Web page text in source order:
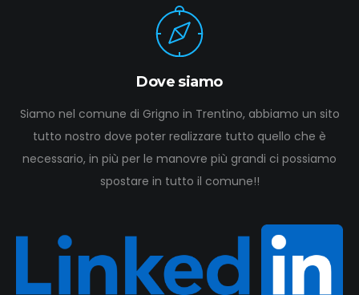
Dove siamo
Siamo nel comune di Grigno in Trentino, abbiamo un sito
tutto nostro dove poter realizzare tutto quello che è
necessario, in più per le manovre più grandi ci possiamo
spostare in tutto il comune!!